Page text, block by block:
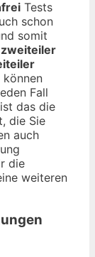
Tests
schon
somit
zweiteiler
können
Fall
das die
die Sie
auch
die
weiteren